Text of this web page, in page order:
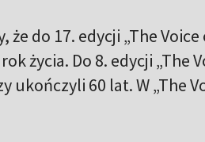
że do 17. edycji „The
życia. Do 8. edycji „The
ukończyli 60 lat. W „The